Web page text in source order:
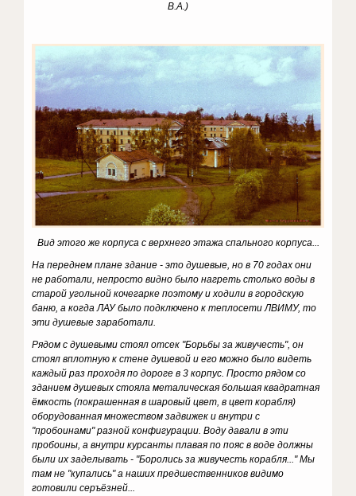
В.А.)
Вид этого же корпуса с верхнего этажа спального корпуса...
На переднем плане здание - это душевые, но в 70 годах они
не работали, непросто видно было нагреть столько воды в
старой угольной кочегарке поэтому и ходили в городскую
баню, а когда ЛАУ было подключено к теплосети ЛВИМУ, то
эти душевые заработали.
Рядом с душевыми стоял отсек "Борьбы за живучесть", он
стоял вплотную к стене душевой и его можно было видеть
каждый раз проходя по дороге в 3 корпус. Просто рядом со
зданием душевых стояла металическая большая квадратная
ёмкость (покрашенная в шаровый цвет, в цвет корабля)
оборудованная множеством задвижек и внутри c
"пробоинами" разной конфигурации. Воду давали в эти
пробоины, а внутри курсанты плавая по пояс в воде должны
были их заделывать - "Боролись за живучесть корабля..." Мы
там не "купались" а наших предшественников видимо
готовили серъёзней...